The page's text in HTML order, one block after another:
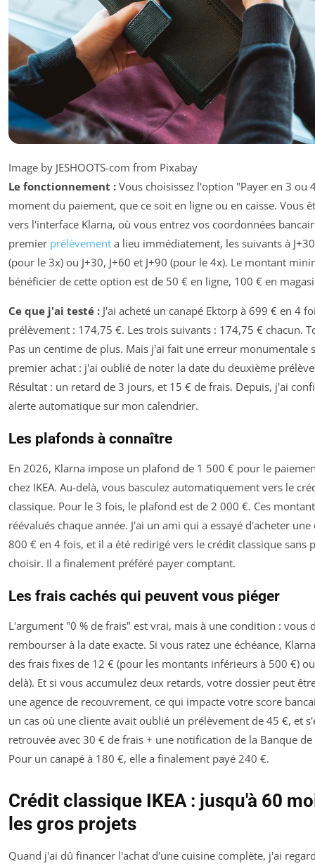
Image by JESHOOTS-com from Pixabay
Le fonctionnement : Vous choisissez l'option "Payer en 3 ou
moment du paiement, que ce soit en ligne ou en caisse. Vous
vers l'interface Klarna, où vous entrez vos coordonnées
premier prélèvement a lieu immédiatement, les suivants à
(pour le 3x) ou J+30, J+60 et J+90 (pour le 4x). Le montant
bénéficier de cette option est de 50 € en ligne, 100 € en
Ce que j'ai testé : J'ai acheté un canapé Ektorp à 699 € en 4
prélèvement : 174,75 €. Les trois suivants : 174,75 € chacun.
Pas un centime de plus. Mais j'ai fait une erreur monumentale
premier achat : j'ai oublié de noter la date du deuxième
Résultat : un retard de 3 jours, et 15 € de frais. Depuis, j'ai
alerte automatique sur mon calendrier.
Les plafonds à connaître
En 2026, Klarna impose un plafond de 1 500 € pour le
chez IKEA. Au-delà, vous basculez automatiquement vers le
classique. Pour le 3 fois, le plafond est de 2 000 €. Ces
réévalués chaque année. J'ai un ami qui a essayé d'acheter une
800 € en 4 fois, et il a été redirigé vers le crédit classique sans
choisir. Il a finalement préféré payer comptant.
Les frais cachés qui peuvent vous piéger
L'argument "0 % de frais" est vrai, mais à une condition : vous
rembourser à la date exacte. Si vous ratez une échéance,
des frais fixes de 12 € (pour les montants inférieurs à 500 €)
delà). Et si vous accumulez deux retards, votre dossier peut
une agence de recouvrement, ce qui impacte votre score
un cas où une cliente avait oublié un prélèvement de 45 €, et
retrouvée avec 30 € de frais + une notification de la Banque de
Pour un canapé à 180 €, elle a finalement payé 240 €.
Crédit classique IKEA : jusqu'à 60
les gros projets
Quand j'ai dû financer l'achat d'une cuisine complète, j'ai